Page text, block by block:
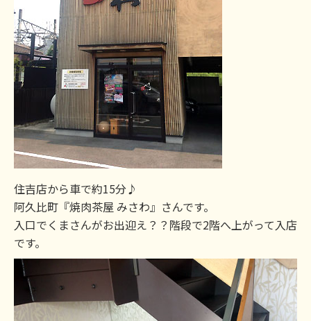
住吉店から車で約15分♪
阿久比町『焼肉茶屋 みさわ』さんです。
入口でくまさんがお出迎え？？階段で2階へ上がって入店
です。